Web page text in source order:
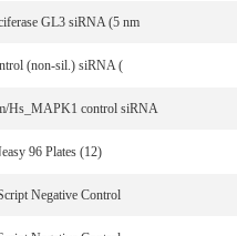
GL3 siRNA (5 nm
(non-sil.) siRNA (
Hs_MAPK1 control siRNA
96 Plates (12)
Negative Control